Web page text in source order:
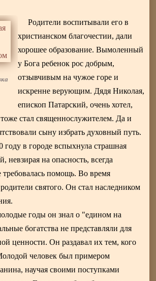
Родители воспитывали его в
христианском благочестии, дали
хорошее образование. Вымоленный
у Бога ребенок рос добрым,
отзывчивым на чужое горе и
искренне верующим. Дядя Николая,
епископ Патарский, очень хотел,
стал священнослужителем. Да и
сыну избрать духовный путь.
в городе вспыхнула страшная
невзирая на опасность, всегда
требовалась помощь. Во время
святого. Он стал наследником
годы он знал о "едином на
богатства не представляли для
ценности. Он раздавал их тем, кого
человек был примером
научая своими поступками